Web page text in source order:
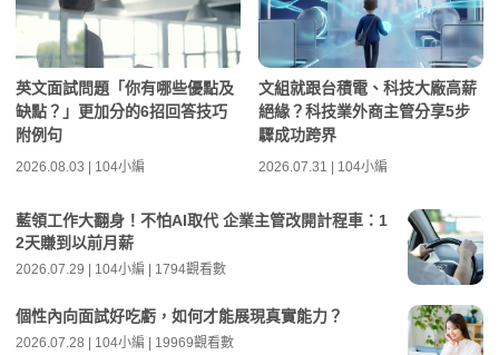
英文面試問題「你有哪些優點及
缺點？」更加分的6招回答技巧
附例句
2026.08.03 | 104小編
文組就跟台積電、科技大廠高薪
絕緣？科技業外商主管分享5步
驟成功跨界
2026.07.31 | 104小編
藍領工作大翻身！不怕AI取代 企業主管改開計程車：1
2天賺到以前月薪
2026.07.29 | 104小編 | 1794觀看數
個性內向面試好吃虧，如何才能展現真實能力？
2026.07.28 | 104小編 | 19969觀看數